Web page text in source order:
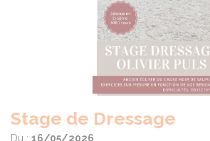
Stage de Dressage
Du : 16/05/2026